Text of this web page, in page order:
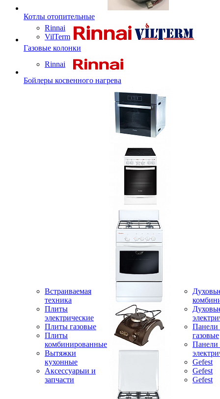
Котлы отопительные
Rinnai
VilTerm
Газовые колонки
Rinnai
Бойлеры косвенного нагрева
Встраиваемая
техника
Плиты
электрические
Плиты газовые
Плиты
комбинированные
Вытяжки
кухонные
Аксессуарыи и
запчасти
Панели
газовые
Панели
Gefest
Gefest
Gefest